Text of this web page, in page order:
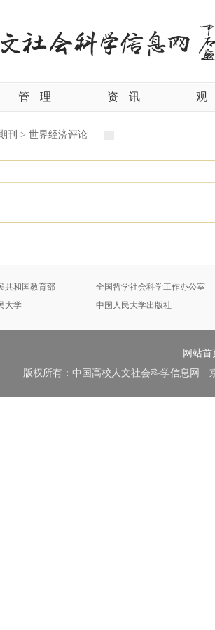
管 理 资 讯 观
刊 > 世界经济评论
共和国教育部
全国哲学社会科学工作办公室
大学
中国人民大学出版社
网站首
版权所有：中国高校人文社会科学信息网